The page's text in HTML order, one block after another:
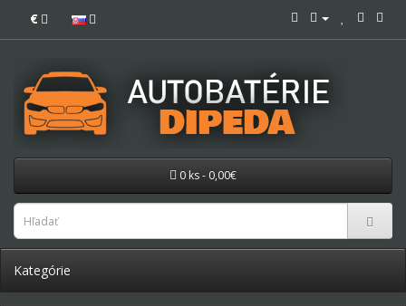
€
0 ks - 0,00€
Kategórie